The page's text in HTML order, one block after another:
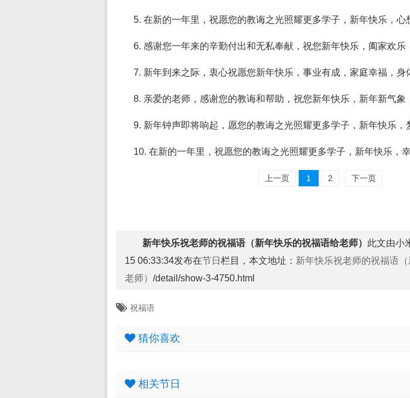
5. 在新的一年里，祝愿您的教诲之光照耀更多学子，新年快乐，心
6. 感谢您一年来的辛勤付出和无私奉献，祝您新年快乐，阖家欢乐
7. 新年到来之际，衷心祝愿您新年快乐，事业有成，家庭幸福，身
8. 亲爱的老师，感谢您的教诲和帮助，祝您新年快乐，新年新气象
9. 新年钟声即将响起，愿您的教诲之光照耀更多学子，新年快乐，
10. 在新的一年里，祝愿您的教诲之光照耀更多学子，新年快乐，
上一页 1 2 下一页
新年快乐祝老师的祝福语（新年快乐的祝福语给老师） 此文由小
15 06:33:34发布在节日 栏目，本文地址： 新年快乐祝老师的祝福语
老师） /detail/show-3-4750.html
祝福语
猜你喜欢
相关节日